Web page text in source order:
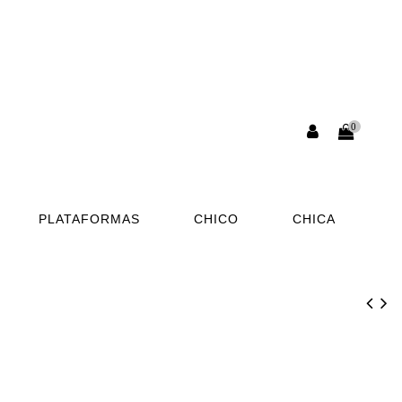
0
PLATAFORMAS CHICO CHICA